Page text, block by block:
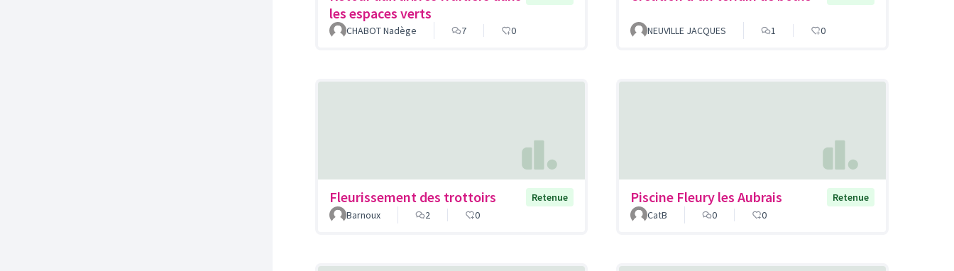
les espaces verts
CHABOT Nadège 7 0 NEUVILLE JACQUES 1 0
Fleurissement des trottoirs
Retenue
Barnoux
2 0
Piscine Fleury les Aubrais
Retenue
CatB
0 0